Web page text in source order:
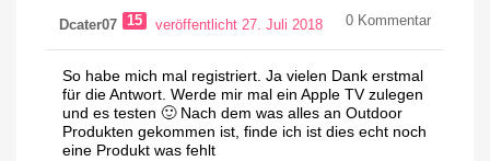
Dcater07 15 veröffentlicht 27. Juli 2018 0 Kommentar
So habe mich mal registriert. Ja vielen Dank erstmal
für die Antwort. Werde mir mal ein Apple TV zulegen
und es testen 🙂 Nach dem was alles an Outdoor
Produkten gekommen ist, finde ich ist dies echt noch
eine Produkt was fehlt